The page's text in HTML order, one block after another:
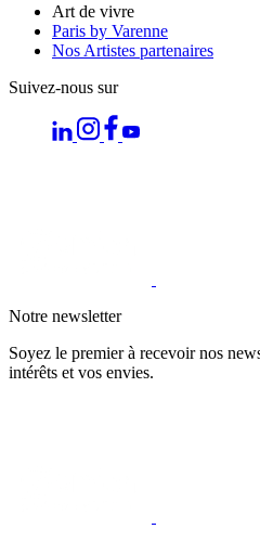
Art de vivre
Paris by Varenne
Nos Artistes partenaires
Suivez-nous sur
Notre newsletter
Soyez le premier à recevoir nos
intérêts et vos envies.